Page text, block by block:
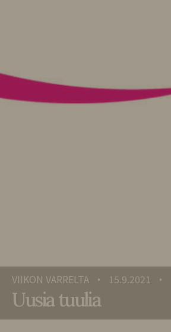
VIIKON VARRELTA • 15.9.2021 •
Uusia tuulia